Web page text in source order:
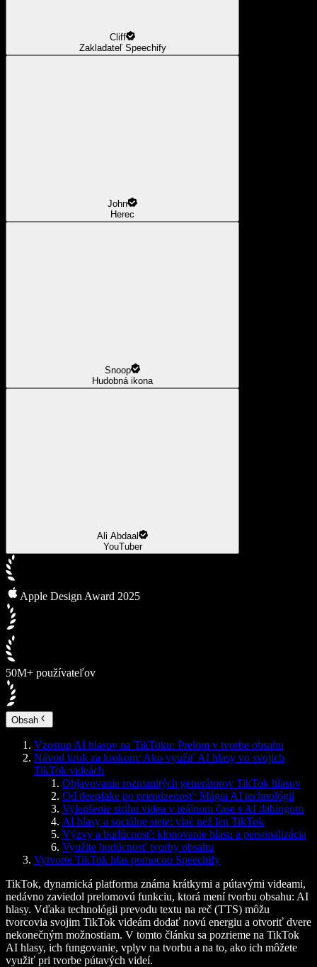
Cliff
Zakladateľ Speechify
John
Herec
Snoop
Hudobná ikona
Ali Abdaal
YouTuber
Apple Design Award 2025
50M+ používateľov
Obsah
Vzostup AI hlasov na TikToku: Prelom v tvorbe obsahu
Návod krok za krokom: Ako využiť AI hlasy vo svojich
TikTok videách
Objavovanie rozmanitých generátorov TikTok hlasov
Od deepfake po prirodzenosť: Mágia AI technológií
Vylepšenie strihu videa v reálnom čase s AI dabingom
AI hlasy a sociálne siete: viac než len TikTok
Výzvy a budúcnosť: klonovanie hlasu a personalizácia
Využite budúcnosť tvorby obsahu
Vytvorte TikTok hlas pomocou Speechify
TikTok, dynamická platforma známa krátkymi a pútavými videami,
nedávno zaviedol prelomovú funkciu, ktorá mení tvorbu obsahu: AI
hlasy. Vďaka technológii prevodu textu na reč (TTS) môžu
tvorcovia svojim TikTok videám dodať novú energiu a otvoriť dvere
nekonečným možnostiam. V tomto článku sa pozrieme na TikTok
AI hlasy, ich fungovanie, vplyv na tvorbu a na to, ako ich môžete
využiť pri tvorbe pútavých videí.